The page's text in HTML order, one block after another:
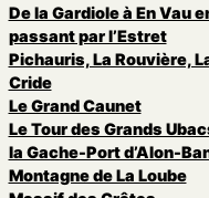
De la Gardiole à En Vau
passant par l’Estret
Pichauris, La Rouvière,
Cride
Le Grand Caunet
Le Tour des Grands
la Gache-Port d’Alon-
Montagne de La Loube